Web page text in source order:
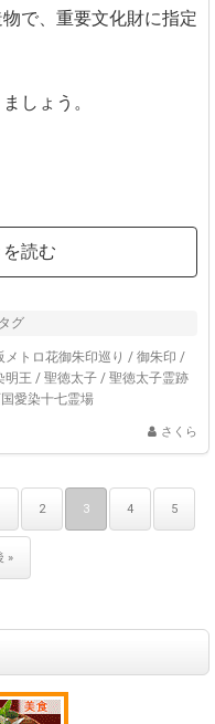
で、重要文化財に指定
しょう。
読む
タグ
メトロ花御朱印巡り / 御朱印 /
明王 / 聖徳太子 / 聖徳太子霊跡
愛染十七霊場
さくら
2 3 4 5
»